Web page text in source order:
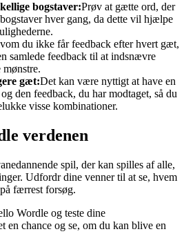
bogstaver:Prøv at gætte ord, der
hver gang, da dette vil hjælpe
du ikke får feedback efter hvert gæt,
samlede feedback til at indsnævre
gæt:Det kan være nyttigt at have en
den feedback, du har modtaget, så du
visse kombinationer.
verdenen
spil, der kan spilles af alle,
Udfordr dine venner til at se, hvem
færrest forsøg.
Wordle og teste dine
chance og se, om du kan blive en